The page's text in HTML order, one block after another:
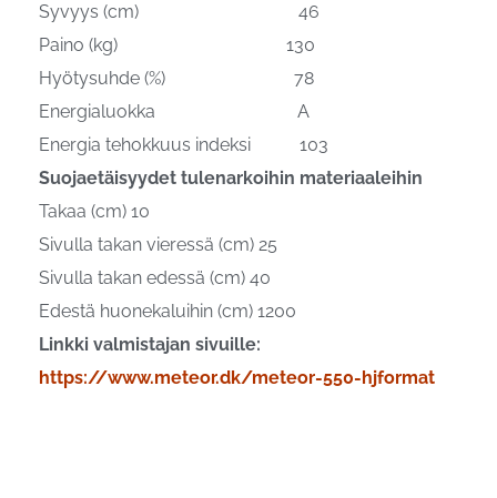
Syvyys (cm) 46
Paino (kg) 130
Hyötysuhde (%) 78
Energialuokka A
Energia tehokkuus indeksi 103
Suojaetäisyydet tulenarkoihin materiaaleihin
Takaa (cm) 10
Sivulla takan vieressä (cm) 25
Sivulla takan edessä (cm) 40
Edestä huonekaluihin (cm) 1200
Linkki valmistajan sivuille:
https://www.meteor.dk/meteor-550-hjformat